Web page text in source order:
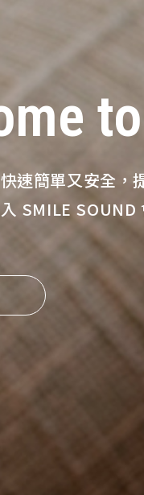
速簡單又安全，
SMILE SOUND